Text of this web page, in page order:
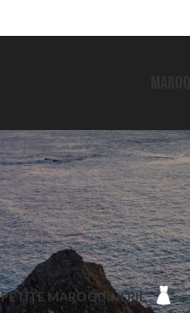
PETITE MAROQUINERIE